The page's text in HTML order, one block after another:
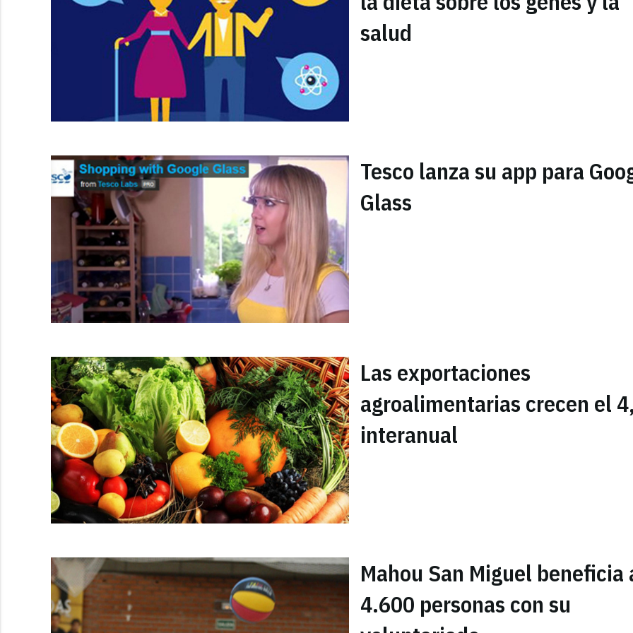
salud
Tesco lanza su app para
Glass
Las exportaciones
agroalimentarias crecen el
interanual
Mahou San Miguel beneficia
4.600 personas con su